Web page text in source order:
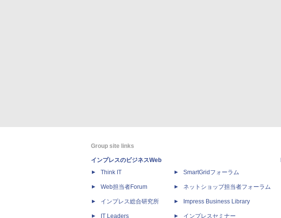
Group site links
インプレスのビジネスWeb
Think IT
Web担当者Forum
インプレス総合研究所
IT Leaders
SmartGridフォーラム
ネットショップ担当者フォーラム
Impress Business Library
インプレスセミナー